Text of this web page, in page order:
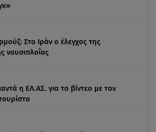
Στο Ιράν ο έλεγχος της
ναυσιπλοΐας
η ΕΛ.ΑΣ. για το βίντεο με τον